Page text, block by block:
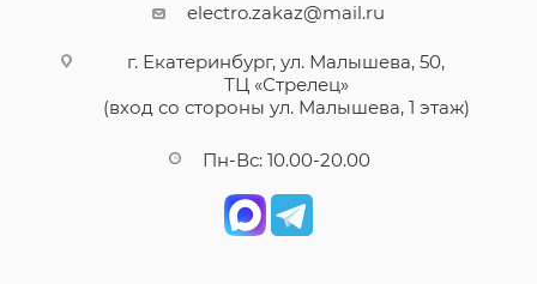
electro.zakaz@mail.ru
г. Екатеринбург, ул. Малышева, 50,
ТЦ «Стрелец»
(вход со стороны ул. Малышева, 1 этаж)
Пн-Вс: 10.00-20.00